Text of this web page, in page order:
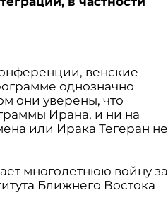
венские
однозначно
они уверены, что
Ирана, и ни на
или Ирака Тегеран не
многолетнюю войну за
Ближнего Востока